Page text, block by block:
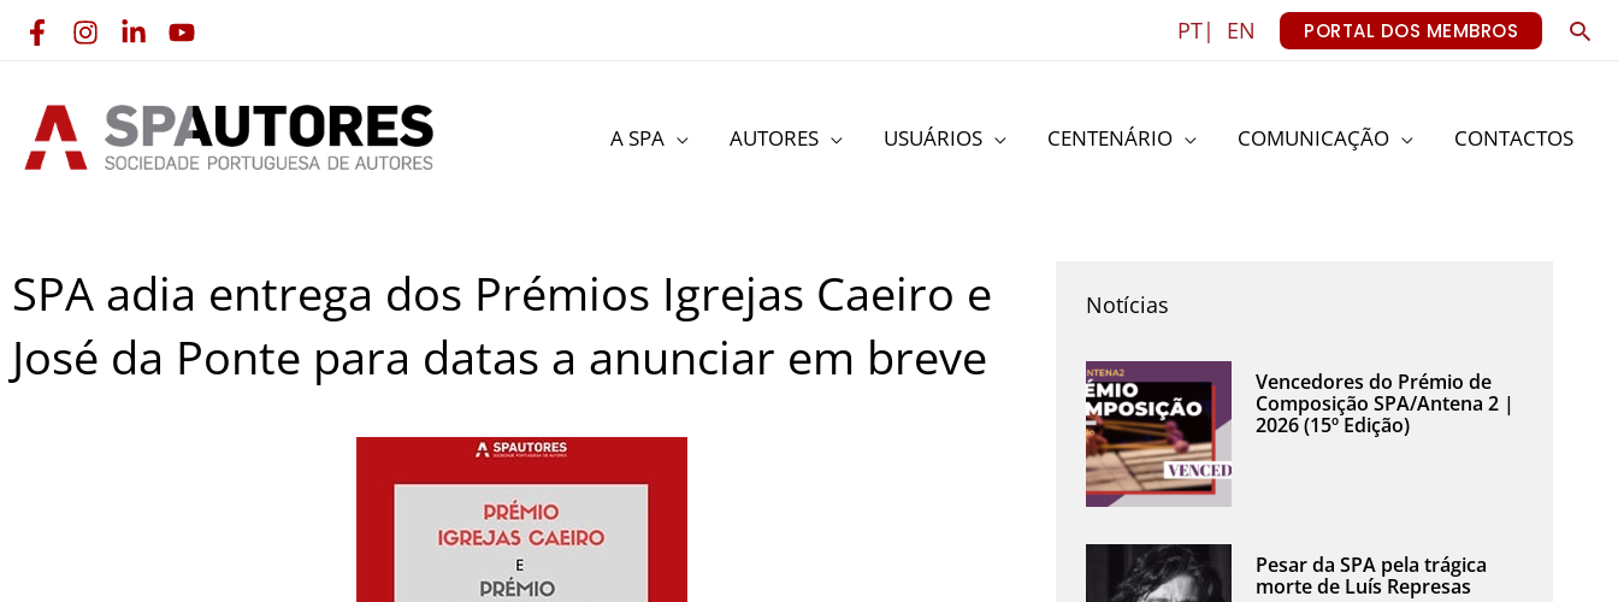
Skip
content
PT| EN PORTAL DOS MEMBROS
A SPA AUTORES USUÁRIOS CENTENÁRIO COMUNICAÇÃO CONTACTOS
SPA adia entrega dos Prémios Igrejas Caeiro e
José da Ponte para datas a anunciar em breve
Notícias
Vencedores do Prémio de
Composição SPA/Antena 2 |
2026 (15º Edição)
Pesar da SPA pela trágica
morte de Luís Represas